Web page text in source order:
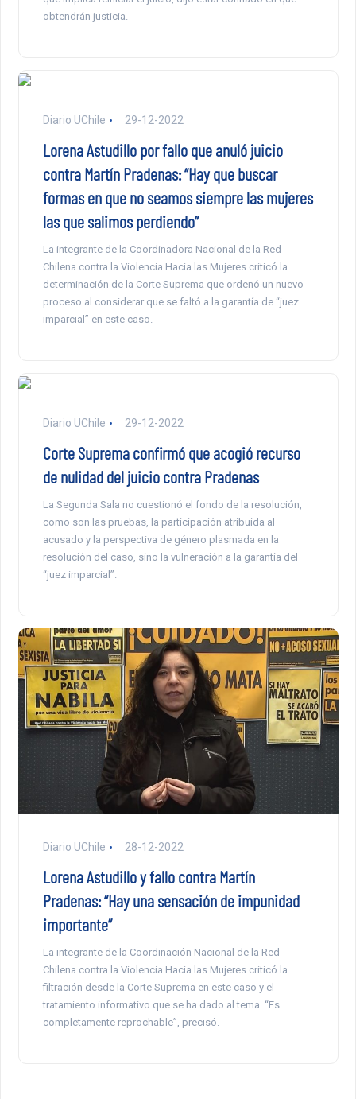
obtendrán justicia.
Diario UChile 29-12-2022
Lorena Astudillo por fallo que anuló juicio
contra Martín Pradenas: “Hay que buscar
formas en que no seamos siempre las mujeres
las que salimos perdiendo”
La integrante de la Coordinadora Nacional de la Red
Chilena contra la Violencia Hacia las Mujeres criticó la
determinación de la Corte Suprema que ordenó un nuevo
proceso al considerar que se faltó a la garantía de “juez
imparcial” en este caso.
Diario UChile 29-12-2022
Corte Suprema confirmó que acogió recurso
de nulidad del juicio contra Pradenas
La Segunda Sala no cuestionó el fondo de la resolución,
como son las pruebas, la participación atribuida al
acusado y la perspectiva de género plasmada en la
resolución del caso, sino la vulneración a la garantía del
“juez imparcial”.
Diario UChile 28-12-2022
Lorena Astudillo y fallo contra Martín
Pradenas: “Hay una sensación de impunidad
importante”
La integrante de la Coordinación Nacional de la Red
Chilena contra la Violencia Hacia las Mujeres criticó la
filtración desde la Corte Suprema en este caso y el
tratamiento informativo que se ha dado al tema. “Es
completamente reprochable”, precisó.